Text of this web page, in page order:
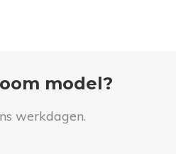
model?
werkdagen.